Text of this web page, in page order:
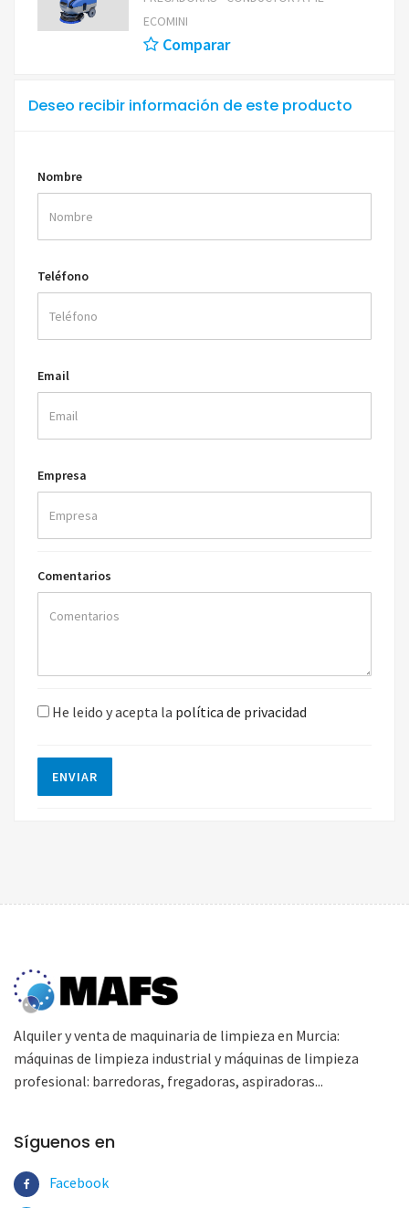
ECOMINI
Comparar
Deseo recibir información de este producto
Nombre
Teléfono
Email
Empresa
Comentarios
He leido y acepta la política de privacidad
ENVIAR
Alquiler y venta de maquinaria de limpieza en Murcia:
máquinas de limpieza industrial y máquinas de limpieza
profesional: barredoras, fregadoras, aspiradoras...
Síguenos en
Facebook